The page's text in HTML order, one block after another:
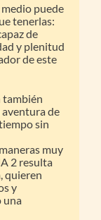
puede
tenerlas:
de
y plenitud
de este
también
de
sin
muy
2 resulta
quieren
y
una